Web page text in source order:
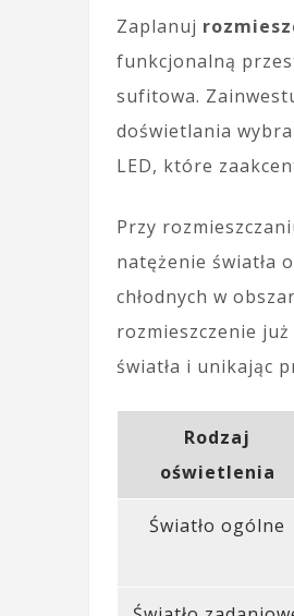
Zaplanuj
funkcjonalną
sufitowa.
doświetlania
LED, które
Przy
natężenie światła
chłodnych w
rozmieszczenie
światła i unikając
Rodzaj
oświetlenia
Światło ogólne